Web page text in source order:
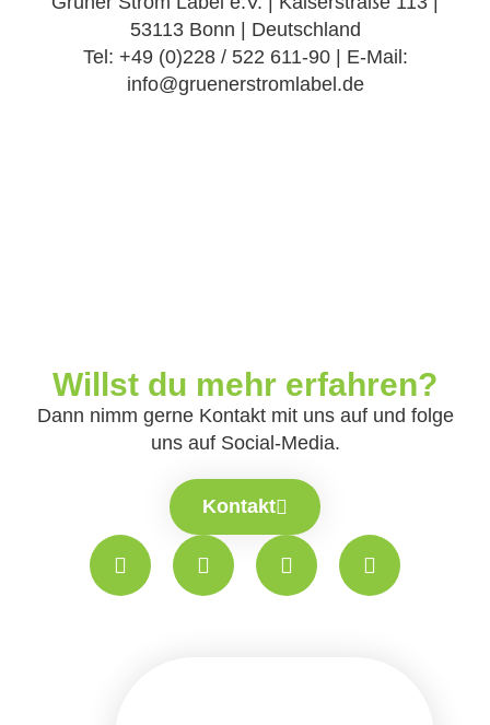
53113 Bonn | Deutschland
Tel: +49 (0)228 / 522 611-90 | E-Mail:
info@gruenerstromlabel.de
Willst du mehr erfahren?
Dann nimm gerne Kontakt mit uns auf und folge
uns auf Social-Media.
Kontakt